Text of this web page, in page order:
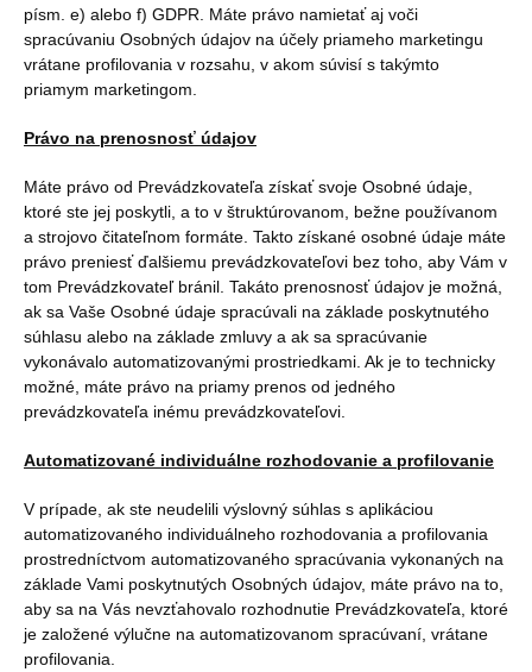
písm. e) alebo f) GDPR. Máte právo namietať aj voči
spracúvaniu Osobných údajov na účely priameho marketingu
vrátane profilovania v rozsahu, v akom súvisí s takýmto
priamym marketingom.
Právo na prenosnosť údajov
Máte právo od Prevádzkovateľa získať svoje Osobné údaje,
ktoré ste jej poskytli, a to v štruktúrovanom, bežne používanom
a strojovo čitateľnom formáte. Takto získané osobné údaje máte
právo preniesť ďalšiemu prevádzkovateľovi bez toho, aby Vám v
tom Prevádzkovateľ bránil. Takáto prenosnosť údajov je možná,
ak sa Vaše Osobné údaje spracúvali na základe poskytnutého
súhlasu alebo na základe zmluvy a ak sa spracúvanie
vykonávalo automatizovanými prostriedkami. Ak je to technicky
možné, máte právo na priamy prenos od jedného
prevádzkovateľa inému prevádzkovateľovi.
Automatizované individuálne rozhodovanie a profilovanie
V prípade, ak ste neudelili výslovný súhlas s aplikáciou
automatizovaného individuálneho rozhodovania a profilovania
prostredníctvom automatizovaného spracúvania vykonaných na
základe Vami poskytnutých Osobných údajov, máte právo na to,
aby sa na Vás nevzťahovalo rozhodnutie Prevádzkovateľa, ktoré
je založené výlučne na automatizovanom spracúvaní, vrátane
profilovania.